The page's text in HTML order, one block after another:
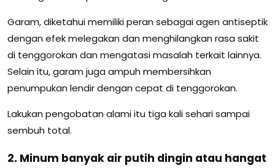
Garam, diketahui memiliki peran sebagai agen antiseptik
dengan efek melegakan dan menghilangkan rasa sakit
di tenggorokan dan mengatasi masalah terkait lainnya.
Selain itu, garam juga ampuh membersihkan
penumpukan lendir dengan cepat di tenggorokan.
Lakukan pengobatan alami itu tiga kali sehari sampai
sembuh total.
2. Minum banyak air putih dingin atau hangat